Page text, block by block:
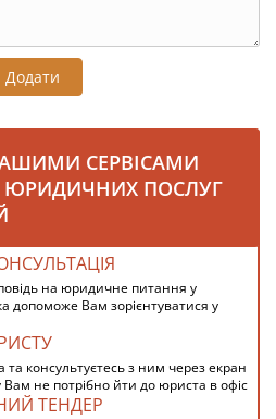
Додати
СЕРВІСАМИ
ПОСЛУГ
на юридичне питання у
допоможе Вам зорієнтуватися у
консультуєтесь з ним через екран
не потрібно йти до юриста в офіс
ТЕНДЕР